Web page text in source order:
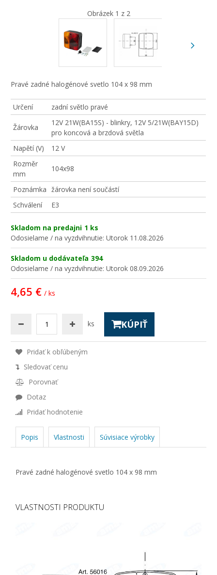
Obrázek 1 z 2
Pravé zadné halogénové svetlo 104 x 98 mm
Určení zadní světlo pravé
Žárovka
12V 21W(BA15S) - blinkry, 12V 5/21W(BAY15D)
pro koncová a brzdová světla
Napětí (V)
12 V
Rozměr
mm
104x98
Poznámka
žárovka není součástí
Schválení
E3
Skladom na predajni 1 ks
Odosielame / na vyzdvihnutie:Utorok 11.08.2026
Skladom u dodávateľa 394
Odosielame / na vyzdvihnutie:Utorok 08.09.2026
4,65 € / ks
ks KÚPIŤ
Pridať k obľúbeným
Sledovať cenu
Porovnať
Dotaz
Pridať hodnotenie
Popis Vlastnosti Súvisiace výrobky
Pravé zadné halogénové svetlo 104 x 98 mm
VLASTNOSTI PRODUKTU